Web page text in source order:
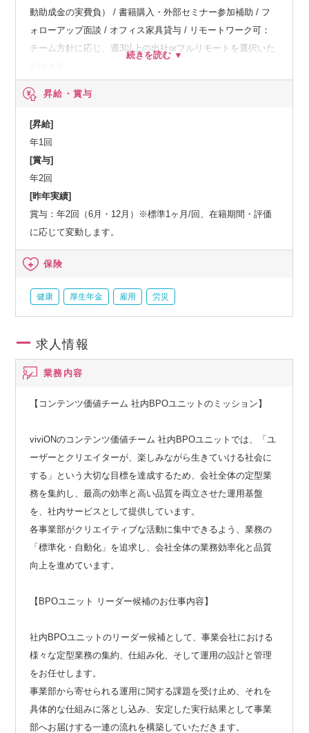
動助成金の実費負） / 書籍購入・外部セミナー参加補助 / フ
ォローアップ面談 / オフィス家具貸与 / リモートワーク可：
チーム方針に応じ、週3以上の出社orフルリモートを選択いた
昇給・賞与
[昇給]
年1回
[賞与]
年2回
[昨年実績]
賞与：年2回（6月・12月）※標準1ヶ月/回、在籍期間・評価
に応じて変動します。
保険
健康 厚生年金 雇用 労災
求人情報
業務内容
【コンテンツ価値チーム 社内BPOユニットのミッション】
viviONのコンテンツ価値チーム 社内BPOユニットでは、「ユ
ーザーとクリエイターが、楽しみながら生きていける社会に
する」という大切な目標を達成するため、会社全体の定型業
務を集約し、最高の効率と高い品質を両立させた運用基盤
を、社内サービスとして提供しています。
各事業部がクリエイティブな活動に集中できるよう、業務の
「標準化・自動化」を追求し、会社全体の業務効率化と品質
向上を進めています。
【BPOユニット リーダー候補のお仕事内容】
社内BPOユニットのリーダー候補として、事業会社における
様々な定型業務の集約、仕組み化、そして運用の設計と管理
をお任せします。
事業部から寄せられる運用に関する課題を受け止め、それを
具体的な仕組みに落とし込み、安定した実行結果として事業
部へお届けする一連の流れを構築していただきます。